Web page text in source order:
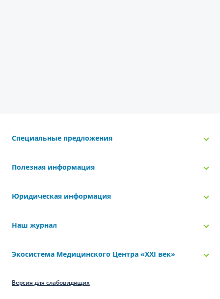
Специальные предложения
Полезная информация
Юридическая информация
Наш журнал
Экосистема Медицинского Центра «‎XXI век»
Версия для слабовидящих